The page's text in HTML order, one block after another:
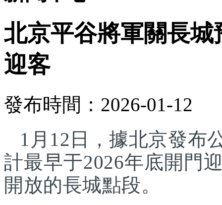
北京平谷將軍關長城
迎客
發布時間：2026-01-12
1月12日，據北京發布
計最早于2026年底開門
開放的長城點段。